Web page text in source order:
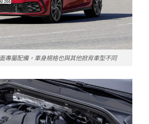
專屬配備，車身規格也與其他掀背車型不同